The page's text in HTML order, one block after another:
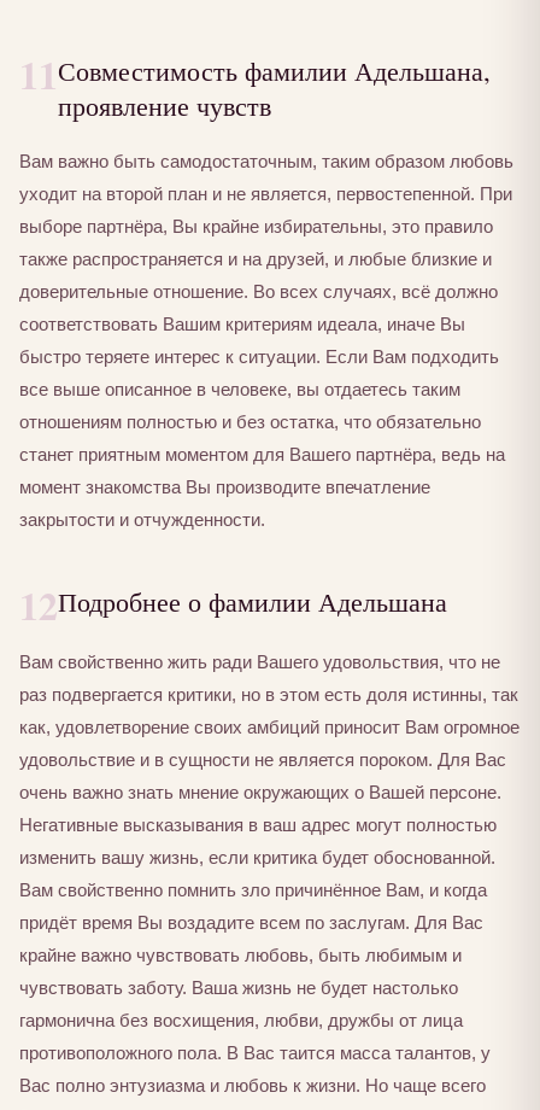
11Совместимость фамилии Адельшана,
проявление чувств
Вам важно быть самодостаточным, таким образом любовь
уходит на второй план и не является, первостепенной. При
выборе партнёра, Вы крайне избирательны, это правило
также распространяется и на друзей, и любые близкие и
доверительные отношение. Во всех случаях, всё должно
соответствовать Вашим критериям идеала, иначе Вы
быстро теряете интерес к ситуации. Если Вам подходить
все выше описанное в человеке, вы отдаетесь таким
отношениям полностью и без остатка, что обязательно
станет приятным моментом для Вашего партнёра, ведь на
момент знакомства Вы производите впечатление
закрытости и отчужденности.
12Подробнее о фамилии Адельшана
Вам свойственно жить ради Вашего удовольствия, что не
раз подвергается критики, но в этом есть доля истинны, так
как, удовлетворение своих амбиций приносит Вам огромное
удовольствие и в сущности не является пороком. Для Вас
очень важно знать мнение окружающих о Вашей персоне.
Негативные высказывания в ваш адрес могут полностью
изменить вашу жизнь, если критика будет обоснованной.
Вам свойственно помнить зло причинённое Вам, и когда
придёт время Вы воздадите всем по заслугам. Для Вас
крайне важно чувствовать любовь, быть любимым и
чувствовать заботу. Ваша жизнь не будет настолько
гармонична без восхищения, любви, дружбы от лица
противоположного пола. В Вас таится масса талантов, у
Вас полно энтузиазма и любовь к жизни. Но чаще всего